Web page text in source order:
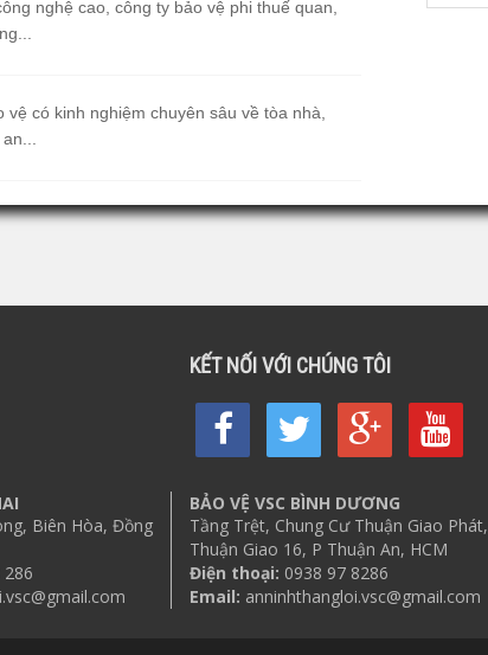
nghệ cao, công ty bảo vệ phi thuế quan,
có kinh nghiệm chuyên sâu về tòa nhà,
KẾT NỐI VỚI CHÚNG TÔI
Biên Hòa, Đồng
286
BẢO VỆ VSC BÌNH DƯƠNG
Tầng Trệt, Chung Cư Thuận Giao Phát,
Thuận Giao 16, P Thuận An, HCM
Điện thoại: 0938 97 8286
Email: anninhthangloi.vsc@gmail.com